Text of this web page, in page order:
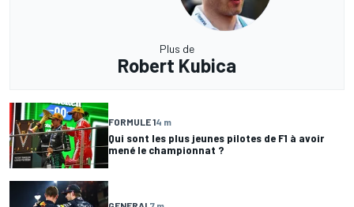
Plus de
Robert Kubica
FORMULE 14 m
Qui sont les plus jeunes pilotes de F1 à avoir
mené le championnat ?